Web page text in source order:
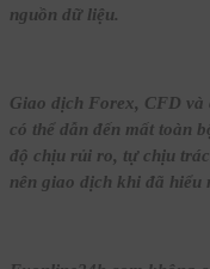
nguồn dữ liệu.
Giao dịch Forex, CFD và
có thể dẫn đến mất toàn
độ chịu rủi ro, tự chịu
nên giao dịch khi đã hiểu